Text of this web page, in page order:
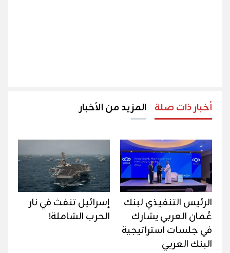
أخبار ذات صلة المزيد من الأخبار
الرئيس التنفيذي لبنك
عُمان العربي يشارك
في جلسات استراتيجية
البنك العربي
إسرائيل تنفث في نار
الحرب الشاملة!